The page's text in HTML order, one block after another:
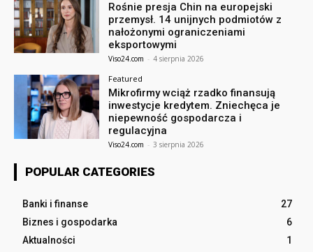
Rośnie presja Chin na europejski
przemysł. 14 unijnych podmiotów z
nałożonymi ograniczeniami
eksportowymi
Viso24.com - 4 sierpnia 2026
Featured
Mikrofirmy wciąż rzadko finansują
inwestycje kredytem. Zniechęca je
niepewność gospodarcza i
regulacyjna
Viso24.com - 3 sierpnia 2026
POPULAR CATEGORIES
Banki i finanse
27
Biznes i gospodarka
6
Aktualności
1